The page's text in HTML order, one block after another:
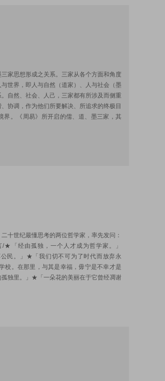
家思想形成之关系。三家从各个方面和角度
世界，即人与自然（道家）、人与社会（墨
自然、社会、人己，三家都有所涉及而侧重
协调，作为他们所要解决、所追求的终极目
界。《周易》所开启的儒、道、墨三家，其
十世纪最懂思考的两位哲学家，率先发问：
/★「经由孤独，一个人才成为哲学家。」
民。」★「我们切不可为了时代而放弃永
校。在那里，与其是幸福，毋宁是不幸才是
独里。」★「一朵花的美丽在于它曾经凋谢